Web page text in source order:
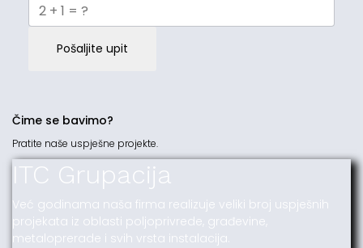
Pošaljite upit
Čime se bavimo?
Pratite naše uspješne projekte.
ITC Grupacija
Već godinama naša firma realizuje veliki broj uspješnih
projekata iz oblasti poljoprivrede, građevine,
metaloprerade i svih vrsta instalacija.